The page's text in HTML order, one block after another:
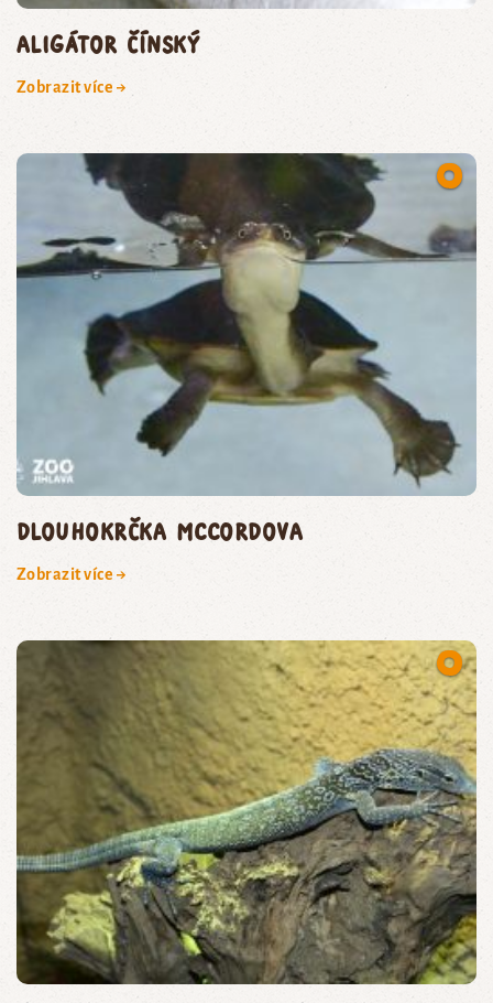
aligátor čínský
Zobrazit více →
dlouhokrčka McCordova
Zobrazit více →